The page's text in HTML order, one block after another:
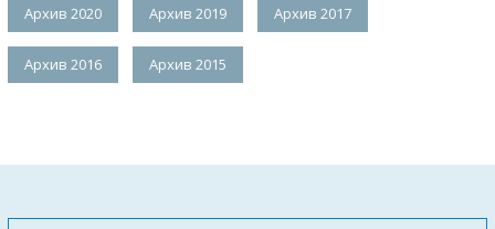
Архив 2020 Архив 2019 Архив 2017
Архив 2016 Архив 2015